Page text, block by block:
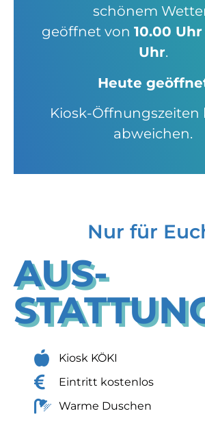
schönem
geöffnet von 10.00 Uhr
Uhr.
Heute
Kiosk-Öffnungszeiten
abweichen.
Nur für
AUS­
Kiosk KÖKI
Eintritt kostenlos
Warme Duschen